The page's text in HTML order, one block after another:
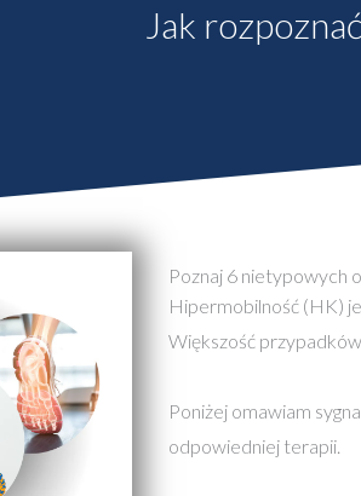
Jak
Poznaj 6 nietypowych
Hipermobilność (HK)
Większość
Poniżej omawiam
odpowiedniej terapii.